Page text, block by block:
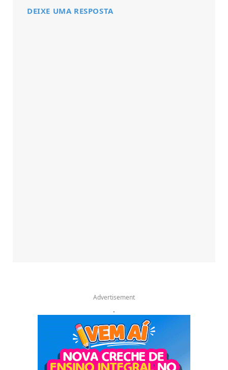
DEIXE UMA RESPOSTA
Advertisement
.